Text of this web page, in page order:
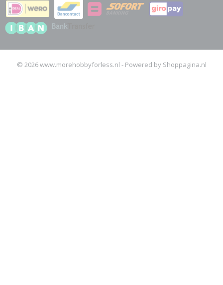
© 2026 www.morehobbyforless.nl - Powered by Shoppagina.nl